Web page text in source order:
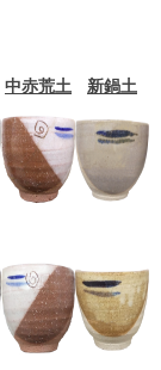
中赤荒土 新鍋土